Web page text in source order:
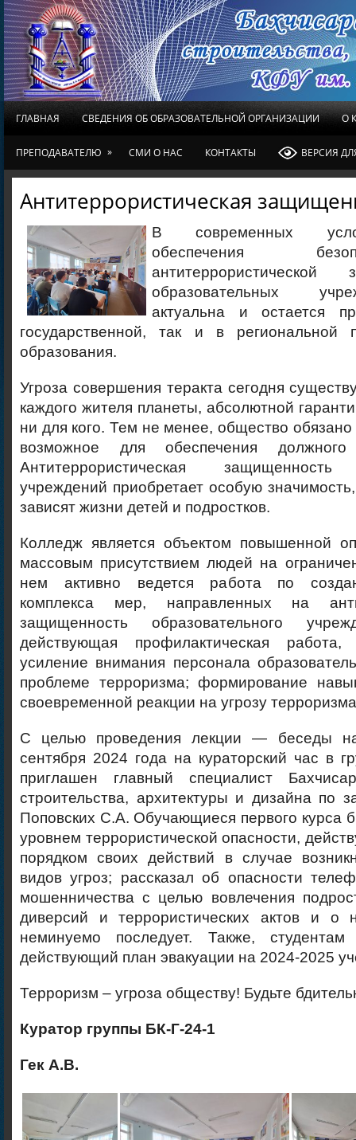
ГЛАВНАЯ СВЕДЕНИЯ ОБ ОБРАЗОВАТЕЛЬНОЙ ОРГАНИЗАЦИИ О
ПРЕПОДАВАТЕЛЮ » СМИ О НАС КОНТАКТЫ ВЕРСИЯ
Антитеррористическая
В современных
обеспечения
образовательных
актуальна и остается
государственной, так и в региональной
образования.
Угроза совершения теракта сегодня
каждого жителя планеты, абсолютной
ни для кого. Тем не менее, общество обязано
возможное для обеспечения
Антитеррористическая защищенность
учреждений приобретает особую значимость,
зависят жизни детей и подростков.
Колледж является объектом повышенной
массовым присутствием людей на
нем активно ведется работа по
комплекса мер, направленных на
защищенность образовательного
действующая профилактическая
усиление внимания персонала
проблеме терроризма; формирование
своевременной реакции на угрозу
С целью проведения лекции — беседы
сентября 2024 года на кураторский час в
приглашен главный специалист
строительства, архитектуры и дизайна по
Поповских С.А. Обучающиеся первого курса
уровнем террористической опасности,
порядком своих действий в случае
видов угроз; рассказал об опасности
мошенничества с целью вовлечения
диверсий и террористических актов и о
неминуемо последует. Также,
действующий план эвакуации на 2024-2025
Терроризм – угроза обществу! Будьте
Куратор группы БК-Г-24-1
Гек А.В.